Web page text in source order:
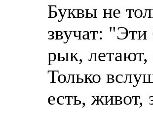
Буквы не
звучат:
рык, летают,
Только
есть,